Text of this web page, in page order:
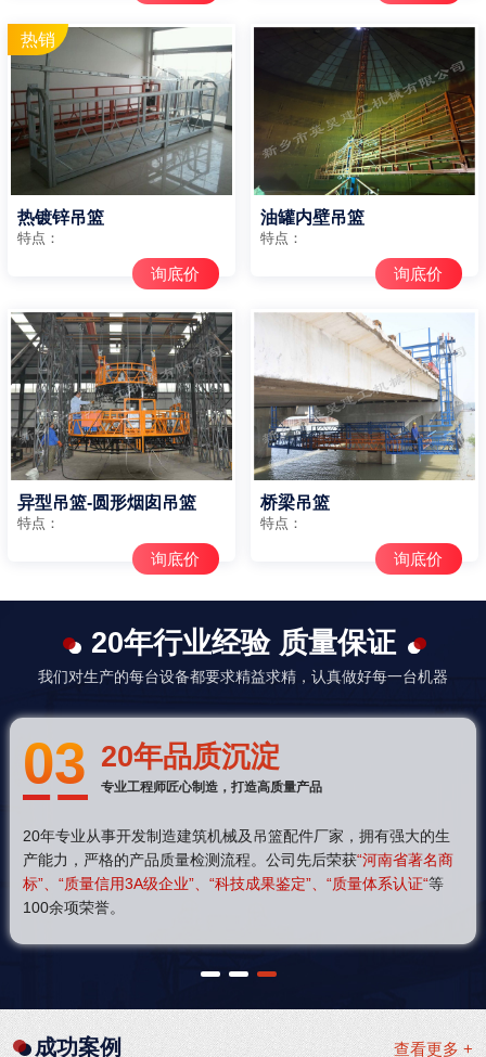
热镀锌吊篮
特点：
询底价
油罐内壁吊篮
特点：
询底价
异型吊篮-圆形烟囱吊篮
特点：
询底价
桥梁吊篮
特点：
询底价
20年行业经验 质量保证
我们对生产的每台设备都要求精益求精，认真做好每一台机器
03 20年品质沉淀
专业工程师匠心制造，打造高质量产品
20年专业从事开发制造建筑机械及吊篮配件厂家，拥有强大的生
产能力，严格的产品质量检测流程。公司先后荣获“河南省著名商
标”、“质量信用3A级企业”、“科技成果鉴定”、“质量体系认证“等
100余项荣誉。
1 2 3
查看更多 +
成功案例